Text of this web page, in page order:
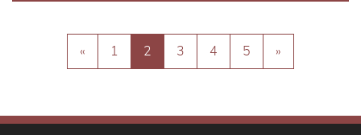
« 1 2 3 4 5 »